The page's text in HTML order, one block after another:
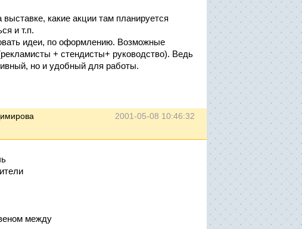
какие акции там планируется
и т.п.
идеи, по оформлению. Возможные
+ стендисты+ руководство). Ведь
но и удобный для работы.
2001-05-08 10:46:32
между